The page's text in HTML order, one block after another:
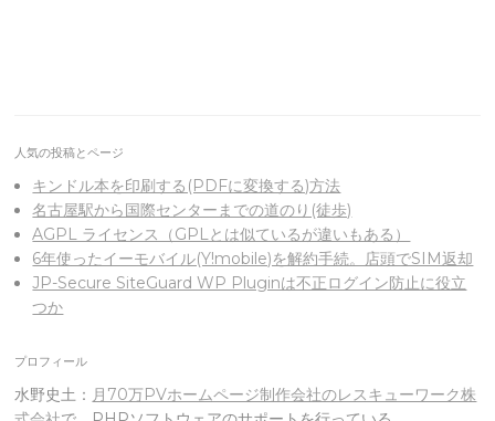
人気の投稿とページ
キンドル本を印刷する(PDFに変換する)方法
名古屋駅から国際センターまでの道のり(徒歩)
AGPL ライセンス（GPLとは似ているが違いもある）
6年使ったイーモバイル(Y!mobile)を解約手続。店頭でSIM返却
JP-Secure SiteGuard WP Pluginは不正ログイン防止に役立
つか
プロフィール
水野史土： 月70万PVホームページ制作会社のレスキューワーク株